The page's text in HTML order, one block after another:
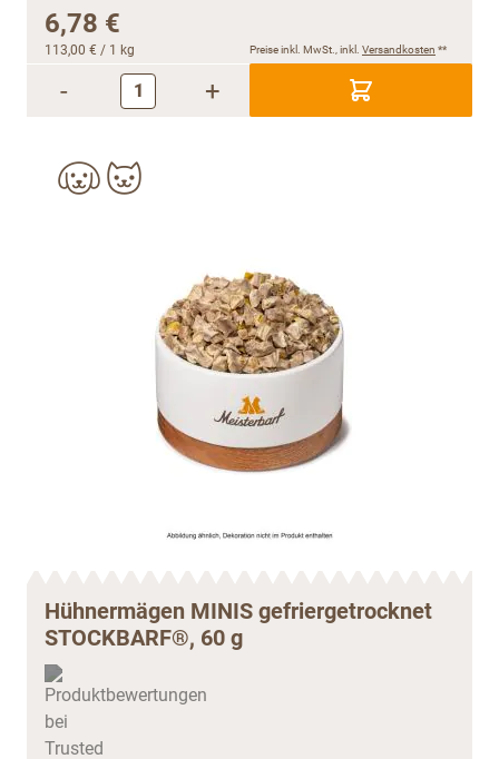
6,78 €
113,00 € / 1 kg Preise inkl. MwSt., inkl. Versandkosten **
- +
Hühnermägen MINIS gefriergetrocknet
STOCKBARF®, 60 g